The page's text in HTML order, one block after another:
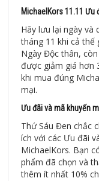
MichaelKors 11.11 Ưu
Hãy lưu lại ngày và
tháng 11 khi cả thế
Ngày Độc thân,
được giảm giá hơn
khi mua đúng
mại.
Ưu đãi và mã khuyến
Thứ Sáu Đen chắc
ích với các Ưu đãi
MichaelKors. Bạn
phẩm đã chọn và
thêm ít nhất 10%